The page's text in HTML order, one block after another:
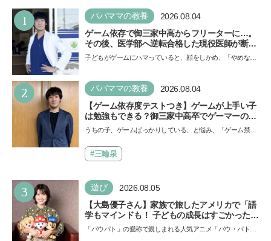
1 パパママの教養 2026.08.04
ゲーム依存で御三家中高からフリーターに…。
その後、医学部へ逆転合格した現役医師が断言
「ゲームの経験が受験勉強に役立った」そう考
子どもがゲームにハマっていると、顔をしかめ、「やめなさ
い…
2 パパママの教養 2026.08.04
【ゲーム依存度テストつき】ゲームが上手い子
は勉強もできる？御三家中高卒でゲーマーの医
師・阿部智史さんが教えるゲームしながら受験
うちの子、ゲームばっかりしている、と悩み、「ゲーム禁
も…
#三輪泉
3 遊び 2026.08.05
【大島優子さん】家族で旅したアメリカで「語
学もマインドも！ 子どもの成長はすごかった」
声優をつとめた映画『パウ・パトロール ザ・ダ
「パウパト」の愛称で親しまれる人気アニメ「パウ・パトロ